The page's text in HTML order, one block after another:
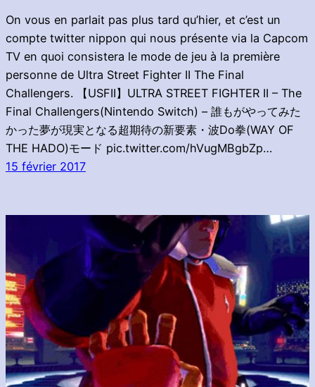
On vous en parlait pas plus tard qu’hier, et c’est un
compte twitter nippon qui nous présente via la Capcom
TV en quoi consistera le mode de jeu à la première
personne de Ultra Street Fighter II The Final
Challengers. 【USFII】ULTRA STREET FIGHTER II – The
Final Challengers(Nintendo Switch) – 誰もがやってみた
かった夢が現実となる超期待の新要素・波Do拳(WAY OF
THE HADO)モード pic.twitter.com/hVugMBgbZp…
15 février 2017